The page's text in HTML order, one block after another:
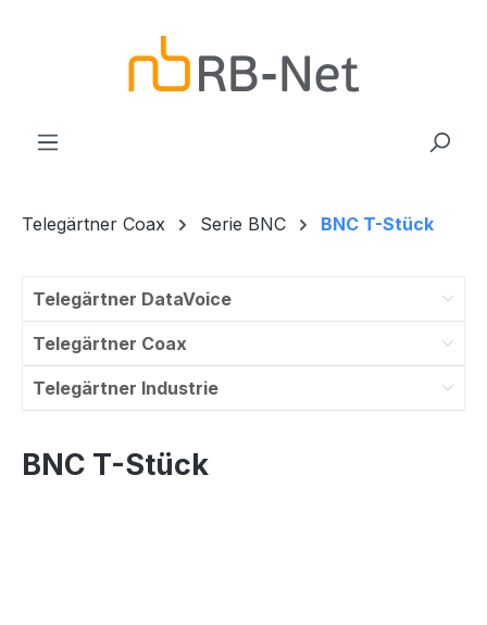
Telegärtner Coax Serie BNC BNC T-Stück
Telegärtner DataVoice
Telegärtner Coax
Telegärtner Industrie
BNC T-Stück